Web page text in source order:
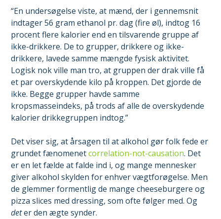
“En undersøgelse viste, at mænd, der i gennemsnit
indtager 56 gram ethanol pr. dag (fire øl), indtog 16
procent flere kalorier end en tilsvarende gruppe af
ikke-drikkere. De to grupper, drikkere og ikke-
drikkere, lavede samme mængde fysisk aktivitet.
Logisk nok ville man tro, at gruppen der drak ville få
et par overskydende kilo på kroppen. Det gjorde de
ikke. Begge grupper havde samme
kropsmasseindeks, på trods af alle de overskydende
kalorier drikkegruppen indtog.”
Det viser sig, at årsagen til at alkohol gør folk fede er
grundet fænomenetcorrelation-not-causation. Det
er en let fælde at falde ind i, og mange mennesker
giver alkohol skylden for enhver vægtforøgelse. Men
de glemmer formentlig de mange cheeseburgere og
pizza slices med dressing, som ofte følger med. Og
deter den ægte synder.